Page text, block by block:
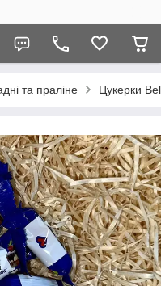
та праліне Цукерки